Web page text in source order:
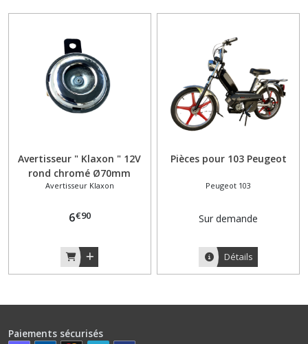
Avertisseur " Klaxon " 12V
rond chromé Ø70mm
Peugeot 103 MBK
Avertisseur Klaxon
6€90
Pièces pour 103 Peugeot
Peugeot 103
Sur demande
Détails
Paiements sécurisés